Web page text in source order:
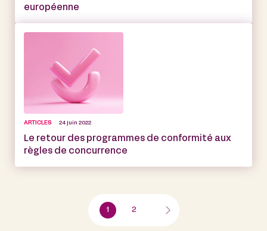
européenne
ARTICLES 24 juin 2022
Le retour des programmes de conformité aux
règles de concurrence
1 2